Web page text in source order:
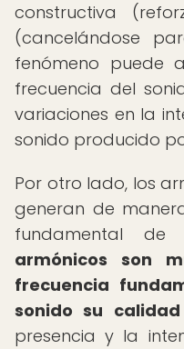
constructiva
(cancelándose
fenómeno puede
frecuencia del
variaciones en la
sonido producido
Por otro lado, los
generan de
fundamental de
armónicos son
frecuencia
sonido su
presencia y la